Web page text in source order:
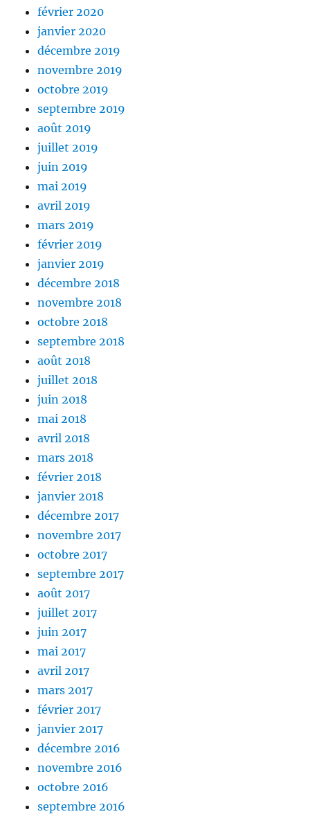
février 2020
janvier 2020
décembre 2019
novembre 2019
octobre 2019
septembre 2019
août 2019
juillet 2019
juin 2019
mai 2019
avril 2019
mars 2019
février 2019
janvier 2019
décembre 2018
novembre 2018
octobre 2018
septembre 2018
août 2018
juillet 2018
juin 2018
mai 2018
avril 2018
mars 2018
février 2018
janvier 2018
décembre 2017
novembre 2017
octobre 2017
septembre 2017
août 2017
juillet 2017
juin 2017
mai 2017
avril 2017
mars 2017
février 2017
janvier 2017
décembre 2016
novembre 2016
octobre 2016
septembre 2016